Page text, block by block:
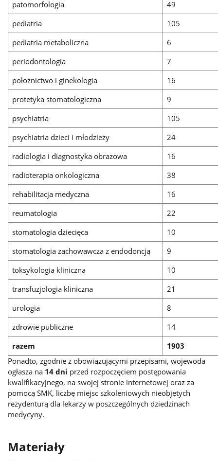
patomorfologia
49
pediatria
105
pediatria metaboliczna
6
periodontologia
7
położnictwo i ginekologia
16
protetyka stomatologiczna
9
psychiatria
105
psychiatria dzieci i młodzieży
24
radiologia i diagnostyka obrazowa
16
radioterapia onkologiczna
38
rehabilitacja medyczna
16
reumatologia
22
stomatologia dziecięca
10
stomatologia zachowawcza z endodoncją
9
toksykologia kliniczna
10
transfuzjologia kliniczna
21
urologia
8
zdrowie publiczne
14
razem
1903
Ponadto, zgodnie z obowiązującymi przepisami, wojewoda
ogłasza na 14 dni przed rozpoczęciem postępowania
kwalifikacyjnego, na swojej stronie internetowej oraz za
pomocą SMK, liczbę miejsc szkoleniowych nieobjętych
rezydenturą dla lekarzy w poszczególnych dziedzinach
medycyny.
Materiały